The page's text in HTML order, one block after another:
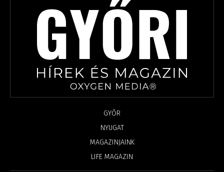
GYŐR
NYUGAT
MAGAZINJAINK
LIFE MAGAZIN